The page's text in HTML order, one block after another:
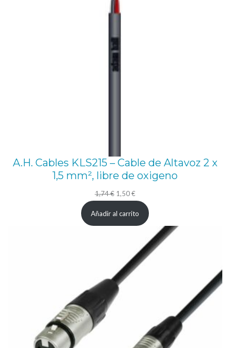
A.H. Cables KLS215 – Cable de Altavoz 2 x
1,5 mm², libre de oxigeno
1,74€ El1,50€El
precio
actual
1,50 €.
Añadir al carrito